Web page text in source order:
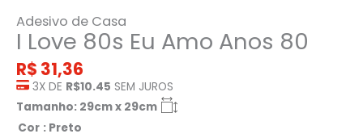
Adesivo de Casa
I Love 80s Eu Amo Anos 80
R$ 31,36
3X DE R$10.45 SEM JUROS
Tamanho: 29cm x 29cm
Cor : Preto